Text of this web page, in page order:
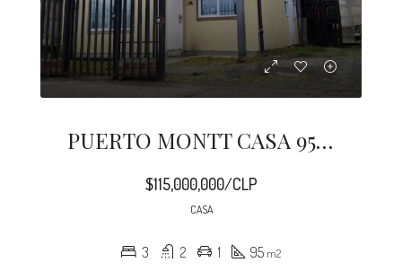
PUERTO MONTT CASA 95 M2 PANITAO
$115,000,000/CLP
CASA
3 2 1 95 m2